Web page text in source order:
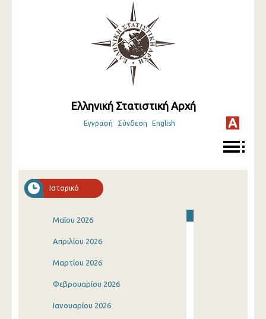
Ελληνική Στατιστική Αρχή
Εγγραφή Σύνδεση English
Ιστορικό
Μαΐου 2026
Απριλίου 2026
Μαρτίου 2026
Φεβρουαρίου 2026
Ιανουαρίου 2026